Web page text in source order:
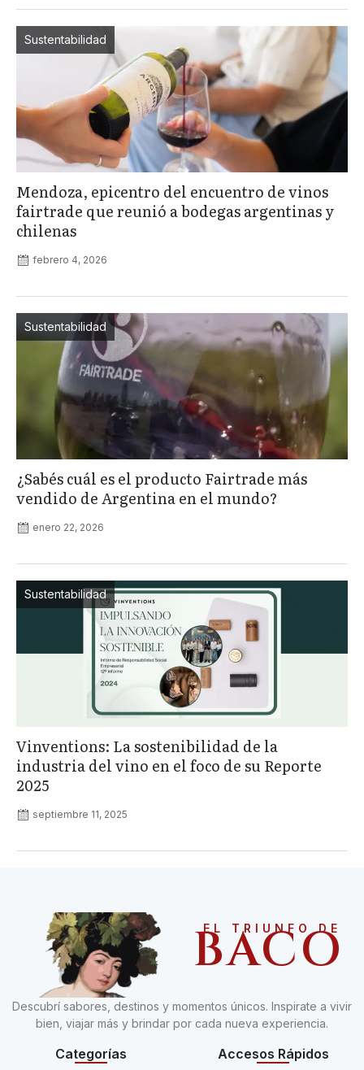
Sustentabilidad
Mendoza, epicentro del encuentro de vinos
fairtrade que reunió a bodegas argentinas y
chilenas
febrero 4, 2026
Sustentabilidad
¿Sabés cuál es el producto Fairtrade más
vendido de Argentina en el mundo?
enero 22, 2026
Sustentabilidad
Vinventions: La sostenibilidad de la
industria del vino en el foco de su Reporte
2025
septiembre 11, 2025
EL TRIUNFO DE
BACO
Descubrí sabores, destinos y momentos únicos. Inspirate a vivir
bien, viajar más y brindar por cada nueva experiencia.
Categorías
Accesos Rápidos